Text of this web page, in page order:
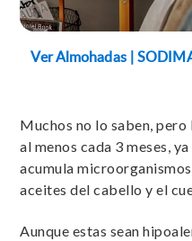
Ver Almohadas |
Muchos no lo saben,
al menos cada 3 meses,
acumula
aceites del cabello y el
Aunque estas sean